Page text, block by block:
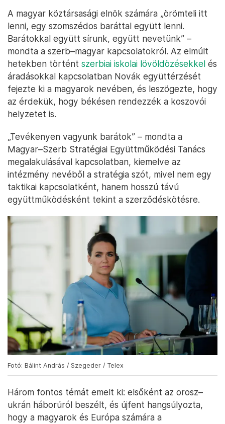
A magyar köztársasági elnök számára „örömteli itt
lenni, egy szomszédos baráttal együtt lenni.
Barátokkal együtt sírunk, együtt nevetünk” –
mondta a szerb–magyar kapcsolatokról. Az elmúlt
hetekben történt szerbiai iskolai lövöldözésekkel és
áradásokkal kapcsolatban Novák együttérzését
fejezte ki a magyarok nevében, és leszögezte, hogy
az érdekük, hogy békésen rendezzék a koszovói
helyzetet is.
„Tevékenyen vagyunk barátok” – mondta a
Magyar–Szerb Stratégiai Együttműködési Tanács
megalakulásával kapcsolatban, kiemelve az
intézmény nevéből a stratégia szót, mivel nem egy
taktikai kapcsolatként, hanem hosszú távú
együttműködésként tekint a szerződéskötésre.
Fotó: Bálint András / Szegeder / Telex
Három fontos témát emelt ki: elsőként az orosz–
ukrán háborúról beszélt, és újfent hangsúlyozta,
hogy a magyarok és Európa számára a